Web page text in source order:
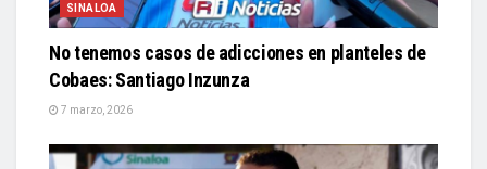
SINALOA
No tenemos casos de adicciones en planteles de
Cobaes: Santiago Inzunza
7 marzo, 2026